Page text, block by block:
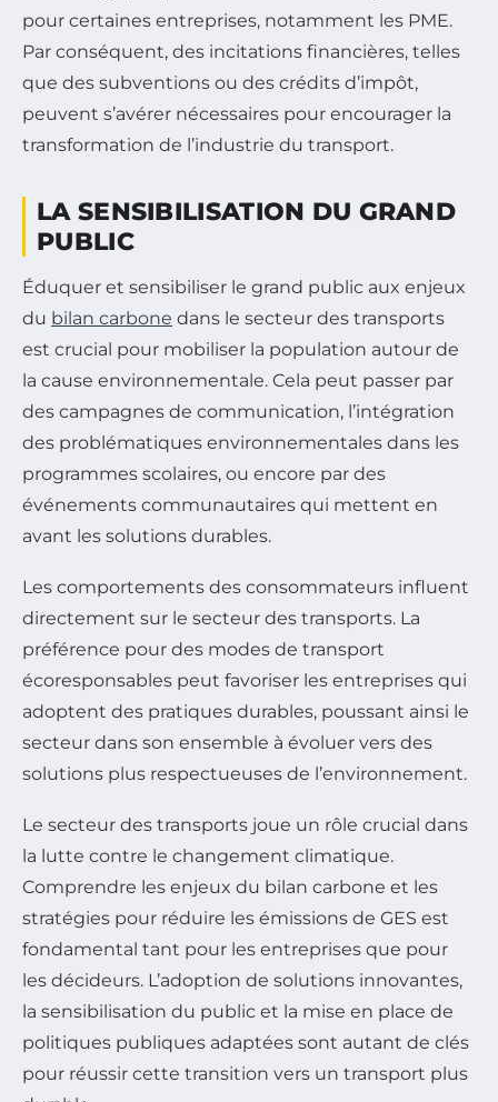
pour certaines entreprises, notamment les PME.
Par conséquent, des incitations financières, telles
que des subventions ou des crédits d’impôt,
peuvent s’avérer nécessaires pour encourager la
transformation de l’industrie du transport.
LA SENSIBILISATION DU GRAND
PUBLIC
Éduquer et sensibiliser le grand public aux enjeux
du bilan carbone dans le secteur des transports
est crucial pour mobiliser la population autour de
la cause environnementale. Cela peut passer par
des campagnes de communication, l’intégration
des problématiques environnementales dans les
programmes scolaires, ou encore par des
événements communautaires qui mettent en
avant les solutions durables.
Les comportements des consommateurs influent
directement sur le secteur des transports. La
préférence pour des modes de transport
écoresponsables peut favoriser les entreprises qui
adoptent des pratiques durables, poussant ainsi le
secteur dans son ensemble à évoluer vers des
solutions plus respectueuses de l’environnement.
Le secteur des transports joue un rôle crucial dans
la lutte contre le changement climatique.
Comprendre les enjeux du bilan carbone et les
stratégies pour réduire les émissions de GES est
fondamental tant pour les entreprises que pour
les décideurs. L’adoption de solutions innovantes,
la sensibilisation du public et la mise en place de
politiques publiques adaptées sont autant de clés
pour réussir cette transition vers un transport plus